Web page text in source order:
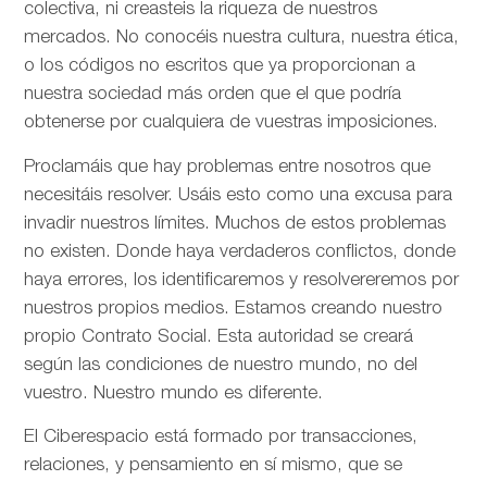
colectiva, ni creasteis la riqueza de nuestros
mercados. No conocéis nuestra cultura, nuestra ética,
o los códigos no escritos que ya proporcionan a
nuestra sociedad más orden que el que podría
obtenerse por cualquiera de vuestras imposiciones.
Proclamáis que hay problemas entre nosotros que
necesitáis resolver. Usáis esto como una excusa para
invadir nuestros límites. Muchos de estos problemas
no existen. Donde haya verdaderos conflictos, donde
haya errores, los identificaremos y resolvereremos por
nuestros propios medios. Estamos creando nuestro
propio Contrato Social. Esta autoridad se creará
según las condiciones de nuestro mundo, no del
vuestro. Nuestro mundo es diferente.
El Ciberespacio está formado por transacciones,
relaciones, y pensamiento en sí mismo, que se